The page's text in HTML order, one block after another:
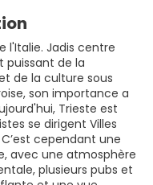
l'Italie. Jadis centre
puissant de la
de la culture sous
son importance a
Trieste est
se dirigent Villes
cependant une
avec une atmosphère
plusieurs pubs et